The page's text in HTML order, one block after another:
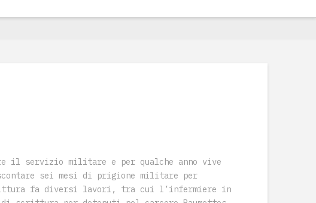
il servizio militare e per qualche anno vive
sei mesi di prigione militare per
fa diversi lavori, tra cui l’infermiere in